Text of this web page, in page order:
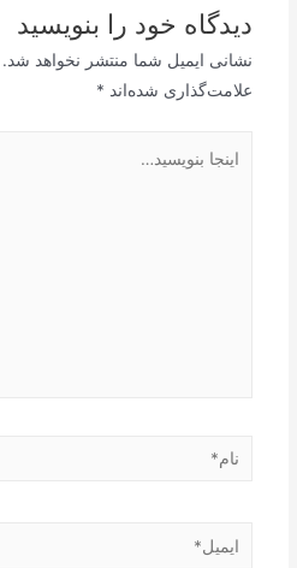
دیدگاه‌ خود را بنویسید
نشانی ایمیل شما منتشر نخواهد شد.
علامت‌گذاری شده‌اند *
بنویسید…
نام*
ایمیل*